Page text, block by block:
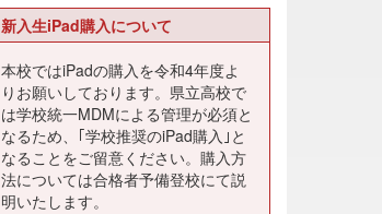
新入生iPad購入について
本校ではiPadの購入を令和4年度よ
りお願いしております。県立高校で
は学校統一MDMによる管理が必須と
なるため、｢学校推奨のiPad購入｣と
なることをご留意ください。購入方
法については合格者予備登校にて説
明いたします。